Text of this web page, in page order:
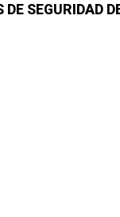
DE SEGURIDAD